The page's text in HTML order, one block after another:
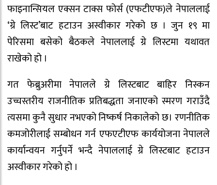
फाइनान्सियल एक्सन टाक्स फोर्स (एफटीएफ)ले नेपाललाई
‘ग्रे लिस्ट’बाट हटाउन अस्वीकार गरेको छ । जुन १९ मा
पेरिसमा बसेको बैठकले नेपाललाई ग्रे लिस्टमा यथावत
राखेको हो ।
गत फेब्रुअरीमा नेपालले ग्रे लिस्टबाट बाहिर निस्कन
उच्चस्तरीय राजनीतिक प्रतिबद्धता जनाएको स्मरण गराउँदै
त्यसमा कुनै सुधार नभएको निष्कर्ष निकालेको छ। रणनीतिक
कमजोरीलाई सम्बोधन गर्न एफएटीएफ कार्ययोजना नेपालले
कार्यान्वयन गर्नुपर्ने भन्दै नेपाललाई ग्रे लिस्टबाट हटाउन
अस्वीकार गरेको हो ।